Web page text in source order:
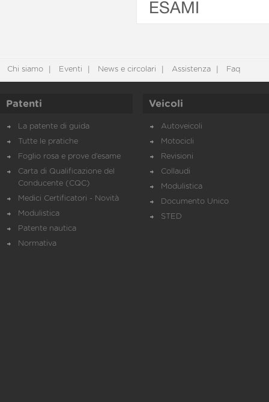
ESAMI
Chi siamo Eventi News e circolari Assistenza Faq
Patenti
La patente di guida
Tutte le pratiche
Foglio rosa e prove d’esame
Carta di Qualificazione del
Conducente (CQC)
Medici Certificatori - Novità
Modulistica
Patente nautica
Normativa
Veicoli
Autoveicoli
Motocicli
Revisioni
Collaudi
Modulistica
Documento Unico
STED